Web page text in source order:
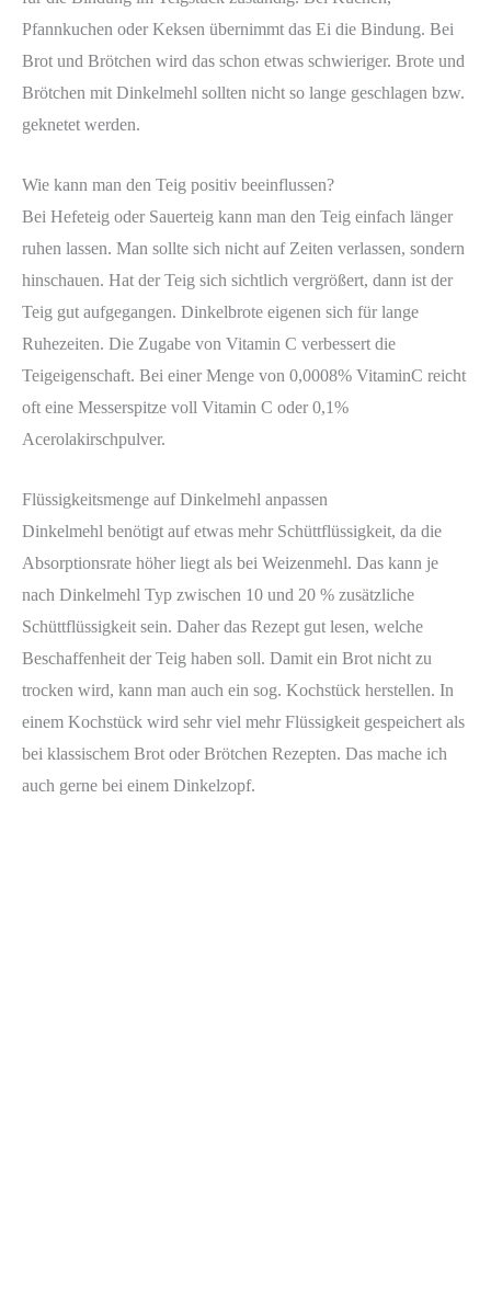
Pfannkuchen oder Keksen übernimmt das Ei die Bindung. Bei
Brot und Brötchen wird das schon etwas schwieriger. Brote und
Brötchen mit Dinkelmehl sollten nicht so lange geschlagen bzw.
geknetet werden.
Wie kann man den Teig positiv beeinflussen?
Bei Hefeteig oder Sauerteig kann man den Teig einfach länger
ruhen lassen. Man sollte sich nicht auf Zeiten verlassen, sondern
hinschauen. Hat der Teig sich sichtlich vergrößert, dann ist der
Teig gut aufgegangen. Dinkelbrote eigenen sich für lange
Ruhezeiten. Die Zugabe von Vitamin C verbessert die
Teigeigenschaft. Bei einer Menge von 0,0008% VitaminC reicht
oft eine Messerspitze voll Vitamin C oder 0,1%
Acerolakirschpulver.
Flüssigkeitsmenge auf Dinkelmehl anpassen
Dinkelmehl benötigt auf etwas mehr Schüttflüssigkeit, da die
Absorptionsrate höher liegt als bei Weizenmehl. Das kann je
nach Dinkelmehl Typ zwischen 10 und 20 % zusätzliche
Schüttflüssigkeit sein. Daher das Rezept gut lesen, welche
Beschaffenheit der Teig haben soll. Damit ein Brot nicht zu
trocken wird, kann man auch ein sog. Kochstück herstellen. In
einem Kochstück wird sehr viel mehr Flüssigkeit gespeichert als
bei klassischem Brot oder Brötchen Rezepten. Das mache ich
auch gerne bei einem Dinkelzopf.